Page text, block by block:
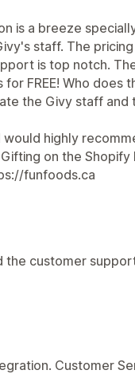
is a breeze
staff. The
is top notch.
FREE! Who does
the Givy staff and
highly
on the Shopify
funfoods.ca
the customer
Customer